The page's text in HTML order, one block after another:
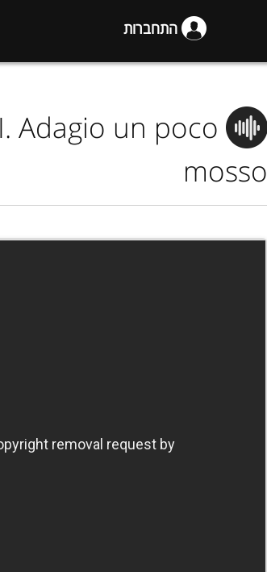
התחברות
Adagio un poco
mosso